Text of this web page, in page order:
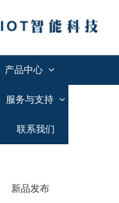
产品中心
服务与支持
联系我们
新品发布